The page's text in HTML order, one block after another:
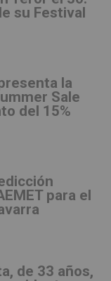
su Festival
la
Sale
del 15%
para el
de 33 años,